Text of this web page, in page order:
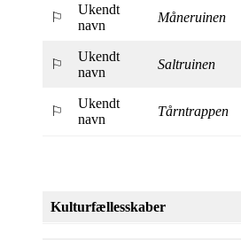
⚐
Ukendt
navn
Måneruinen
⚐
Ukendt
navn
Saltruinen
⚐
Ukendt
navn
Tårntrappen
Kulturfællesskaber